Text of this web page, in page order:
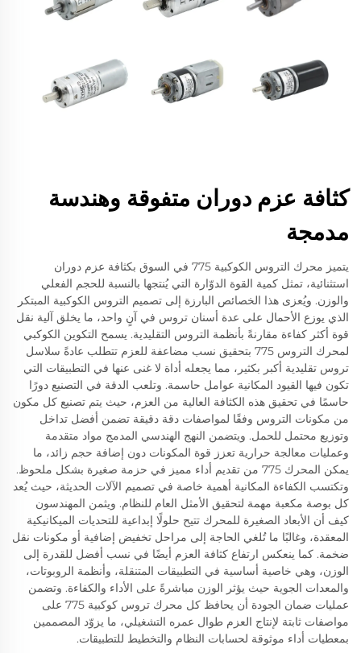
كثافة عزم دوران متفوقة وهندسة
مدمجة
يتميز محرك التروس الكوكبية 775 في السوق بكثافة عزم دوران
استثنائية، تمثل كمية القوة الدوّارة التي يُنتجها بالنسبة للحجم الفعلي
والوزن. ويُعزى هذا الخصائص البارزة إلى تصميم التروس الكوكبية المبتكر
الذي يوزع الأحمال على عدة أسنان تروس في آنٍ واحد، ما يخلق آلية نقل
قوة أكثر كفاءة مقارنةً بأنظمة التروس التقليدية. يسمح التكوين الكوكبي
لمحرك التروس 775 بتحقيق نسب مضاعفة للعزم تتطلب عادةً سلاسل
تروس تقليدية أكبر بكثير، مما يجعله أداة لا غنى عنها في التطبيقات التي
تكون فيها القيود المكانية عوامل حاسمة. وتلعب الدقة في التصنيع دورًا
حاسمًا في تحقيق هذه الكثافة العالية من العزم، حيث يتم تصنيع كل مكون
من مكونات التروس وفقًا لمواصفات دقة دقيقة تضمن أفضل تداخل
وتوزيع محتمل للحمل. ويتضمن النهج الهندسي المدمج مواد متقدمة
وعمليات معالجة حرارية تعزز قوة المكونات دون إضافة حجم زائد، ما
يمكن المحرك 775 من تقديم أداء مميز في حزمة صغيرة بشكل ملحوظ.
وتكتسب الكفاءة المكانية أهمية خاصة في تصميم الآلات الحديثة، حيث يُعد
كل بوصة مكعبة مهمة لتحقيق الأمثل العام للنظام. ويثمن المهندسون
كيف أن الأبعاد الصغيرة للمحرك تتيح حلولًا إبداعية للتحديات الميكانيكية
المعقدة، وغالبًا ما تُلغي الحاجة إلى مراحل تخفيض إضافية أو مكونات نقل
ضخمة. كما ينعكس ارتفاع كثافة العزم أيضًا في نسب أفضل للقدرة إلى
الوزن، وهي خاصية أساسية في التطبيقات المتنقلة، وأنظمة الروبوتات،
والمعدات الجوية حيث يؤثر الوزن مباشرةً على الأداء والكفاءة. وتضمن
عمليات ضمان الجودة أن يحافظ كل محرك تروس كوكبية 775 على
مواصفات ثابتة لإنتاج العزم طوال عمره التشغيلي، ما يزوّد المصممين
بمعطيات أداء موثوقة لحسابات النظام والتخطيط للتطبيقات.